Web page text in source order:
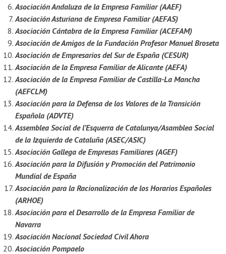
Asociación Andaluza de la Empresa Familiar (AAEF)
Asociación Asturiana de Empresa Familiar (AEFAS)
Asociación Cántabra de la Empresa Familiar (ACEFAM)
Asociación de Amigos de la Fundación Profesor Manuel Broseta
Asociación de Empresarios del Sur de España (CESUR)
Asociación de la Empresa Familiar de Alicante (AEFA)
Asociación de la Empresa Familiar de Castilla-La Mancha
(AEFCLM)
Asociación para la Defensa de los Valores de la Transición
Española (ADVTE)
Assemblea Social de l’Esquerra de Catalunya/Asamblea Social
de la Izquierda de Cataluña (ASEC/ASIC)
Asociación Gallega de Empresas Familiares (AGEF)
Asociación para la Difusión y Promoción del Patrimonio
Mundial de España
Asociación para la Racionalización de los Horarios Españoles
(ARHOE)
Asociación para el Desarrollo de la Empresa Familiar de
Navarra
Asociación Nacional Sociedad Civil Ahora
Asociación Pompaelo